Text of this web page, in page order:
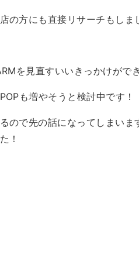
の方にも直接リサーチもしま
を見直すいいきっかけがで
も増やそうと検討中です！
ので先の話になってしまいま
！